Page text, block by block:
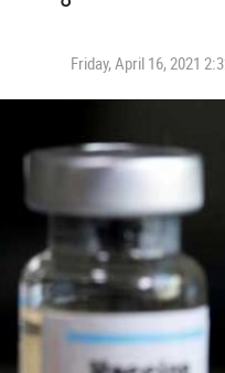
Friday, April 16, 2021